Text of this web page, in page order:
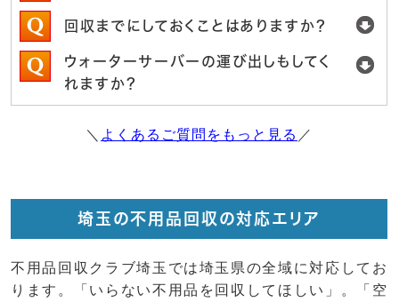
回収までにしておくことはありますか？
ウォーターサーバーの運び出しもしてく
れますか？
＼ よくあるご質問をもっと見る ／
埼玉の不用品回収の対応エリア
不用品回収クラブ埼玉では埼玉県の全域に対応してお
ります。「いらない不用品を回収してほしい」。「空